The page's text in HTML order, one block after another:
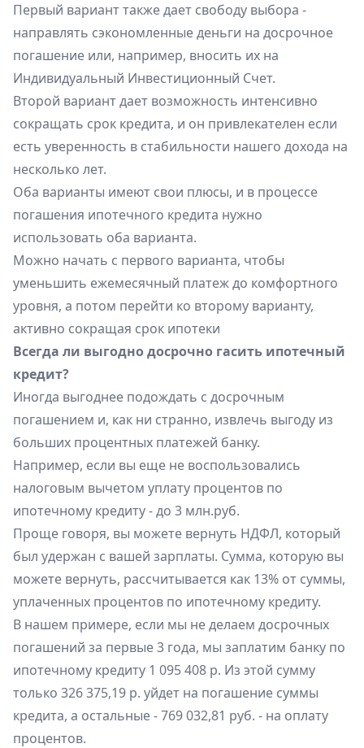
Первый вариант также дает свободу выбора -
направлять сэкономленные деньги на досрочное
погашение или, например, вносить их на
Индивидуальный Инвестиционный Счет.
Второй вариант дает возможность интенсивно
сокращать срок кредита, и он привлекателен если
есть уверенность в стабильности нашего дохода на
несколько лет.
Оба варианты имеют свои плюсы, и в процессе
погашения ипотечного кредита нужно
использовать оба варианта.
Можно начать с первого варианта, чтобы
уменьшить ежемесячный платеж до комфортного
уровня, а потом перейти ко второму варианту,
активно сокращая срок ипотеки
Всегда ли выгодно досрочно гасить ипотечный
кредит?
Иногда выгоднее подождать с досрочным
погашением и, как ни странно, извлечь выгоду из
больших процентных платежей банку.
Например, если вы еще не воспользовались
налоговым вычетом уплату процентов по
ипотечному кредиту - до 3 млн.руб.
Проще говоря, вы можете вернуть НДФЛ, который
был удержан с вашей зарплаты. Сумма, которую вы
можете вернуть, рассчитывается как 13% от суммы,
уплаченных процентов по ипотечному кредиту.
В нашем примере, если мы не делаем досрочных
погашений за первые 3 года, мы заплатим банку по
ипотечному кредиту 1 095 408 р. Из этой сумму
только 326 375,19 р. уйдет на погашение суммы
кредита, а остальные - 769 032,81 руб. - на оплату
процентов.